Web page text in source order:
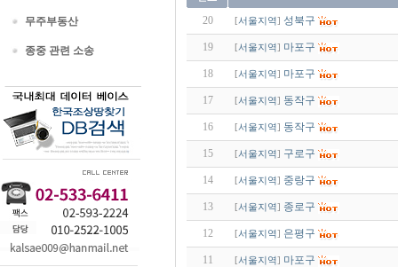
무주부동산
종중 관련 소송
20 [서울지역] 성북구
19 [서울지역] 마포구
18 [서울지역] 마포구
17 [서울지역] 동작구
16 [서울지역] 동작구
15 [서울지역] 구로구
14 [서울지역] 중랑구
13 [서울지역] 종로구
12 [서울지역] 은평구
11 [서울지역] 마포구